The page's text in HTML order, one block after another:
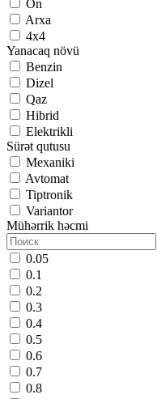
Ön
Arxa
4x4
Yanacaq növü
Benzin
Dizel
Qaz
Hibrid
Elektrikli
Sürət qutusu
Mexaniki
Avtomat
Tiptronik
Variantor
Mühərrik həcmi
0.05
0.1
0.2
0.3
0.4
0.5
0.6
0.7
0.8